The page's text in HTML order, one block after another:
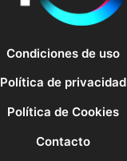
Condiciones de uso
Política de privacidad
Política de Cookies
Contacto